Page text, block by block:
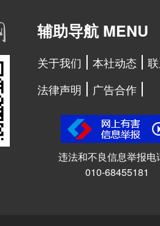
辅助导航 MENU
关于我们 本社动态
法律声明
广告合作
违法和不良信息举报电
010-68455181